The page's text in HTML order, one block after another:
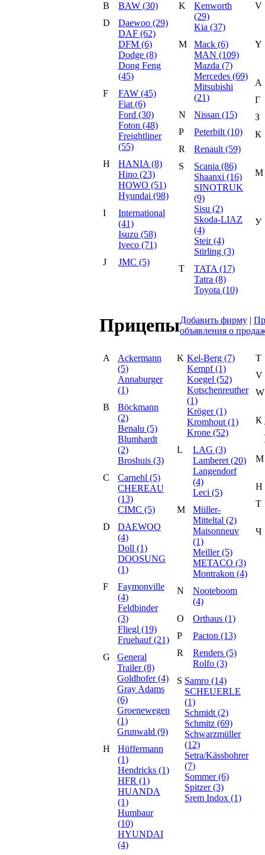
B
BAW (30)
D
Daewoo (29)
DAF (62)
DFM (6)
Dodge (8)
Dong Feng
(45)
F
FAW (45)
Fiat (6)
Ford (30)
Foton (48)
Freightliner
(55)
H
HANIA (8)
Hino (23)
HOWO (51)
Hyundai (98)
I
International
(41)
Isuzu (58)
Iveco (71)
J
JMC (5)
K
Kenworth
(29)
Kia (37)
M
Mack (6)
MAN (109)
Mazda (7)
Mercedes (69)
Mitsubishi
(21)
N
Nissan (15)
P
Peterbilt (10)
R
Renault (59)
S
Scania (86)
Shaanxi (16)
SINOTRUK
(9)
Sisu (2)
Skoda-LIAZ
(4)
Steir (4)
Stirling (3)
T
TATA (17)
Tatra (8)
Toyota (10)
V
Y
А
Г
З
К
М
У
ПрицепыДобавить фирму |
объявления о
A
Ackermann
(5)
Annaburger
(1)
B
Böckmann
(2)
Benalu (5)
Blumhardt
(2)
Broshuis (3)
C
Carnehl (5)
CHEREAU
(13)
CIMC (5)
D
DAEWOO
(4)
Doll (1)
DOOSUNG
(1)
F
Faymonville
(4)
Feldbinder
(3)
Fliegl (19)
Fruehauf (21)
G
General
Trailer (8)
Goldhofer (4)
Gray Adams
(6)
Groenewegen
(1)
Grunwald (9)
H
Hüffermann
(1)
Hendricks (1)
HFR (1)
HUANDA
(1)
Humbaur
(10)
HYUNDAI
(4)
K Kel-Berg (7)
Kempf (1)
Koegel (52)
Kotschenreuther
(1)
Kröger (1)
Kromhout (1)
Krone (52)
L
LAG (3)
Lamberet (20)
Langendorf
(4)
Leci (5)
M
Müller-
Mitteltal (2)
Maisonneuv
(1)
Meiller (5)
METACO (3)
Montrakon (4)
N
Nooteboom
(4)
O
Orthaus (1)
P
Pacton (13)
R
Renders (5)
Rolfo (3)
S Samro (14)
SCHEUERLE
(1)
Schmidt (2)
Schmitz (69)
Schwarzmüller
(12)
Setra/Kässbohrer
(7)
Sommer (6)
Spitzer (3)
Srem Indox (1)
T
V
W
К
М
Н
Т
Ч